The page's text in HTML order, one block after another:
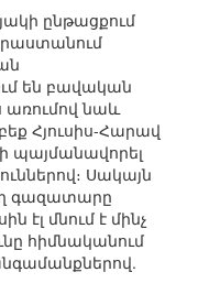
ընթացքում
են բավական
նաև
Հյուսիս-Հարավ
պայմանավորել
Սակայն
գազատարը
էլ մնում է մինչ
հիմնականում